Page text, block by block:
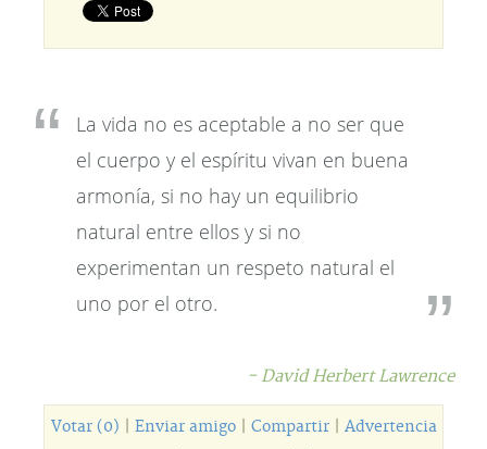
La vida no es aceptable a no ser que
el cuerpo y el espíritu vivan en buena
armonía, si no hay un equilibrio
natural entre ellos y si no
experimentan un respeto natural el
uno por el otro.
- David Herbert Lawrence
Votar (0) Enviar amigo| Compartir| Advertencia